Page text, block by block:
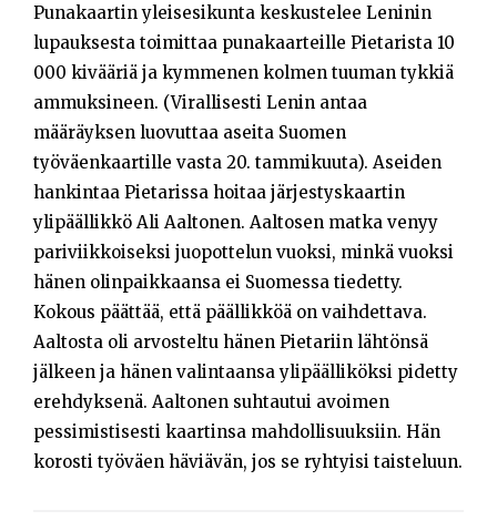
Punakaartin yleisesikunta keskustelee Leninin
lupauksesta toimittaa punakaarteille Pietarista 10
000 kivääriä ja kymmenen kolmen tuuman tykkiä
ammuksineen. (Virallisesti Lenin antaa
määräyksen luovuttaa aseita Suomen
työväenkaartille vasta 20. tammikuuta). Aseiden
hankintaa Pietarissa hoitaa järjestyskaartin
ylipäällikkö Ali Aaltonen. Aaltosen matka venyy
pariviikkoiseksi juopottelun vuoksi, minkä vuoksi
hänen olinpaikkaansa ei Suomessa tiedetty.
Kokous päättää, että päällikköä on vaihdettava.
Aaltosta oli arvosteltu hänen Pietariin lähtönsä
jälkeen ja hänen valintaansa ylipäälliköksi pidetty
erehdyksenä. Aaltonen suhtautui avoimen
pessimistisesti kaartinsa mahdollisuuksiin. Hän
korosti työväen häviävän, jos se ryhtyisi taisteluun.